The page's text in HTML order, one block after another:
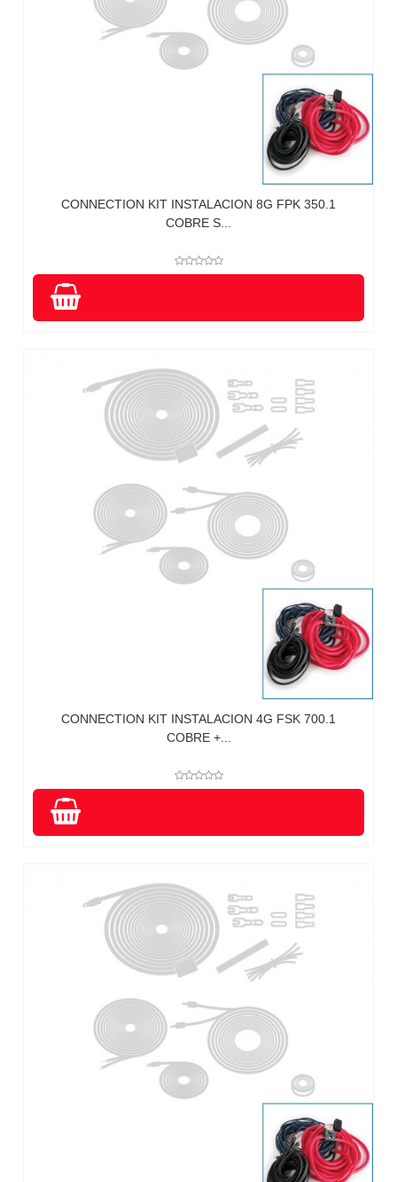
CONNECTION KIT INSTALACION 8G FPK 350.1
COBRE S...
CONNECTION KIT INSTALACION 4G FSK 700.1
COBRE +...